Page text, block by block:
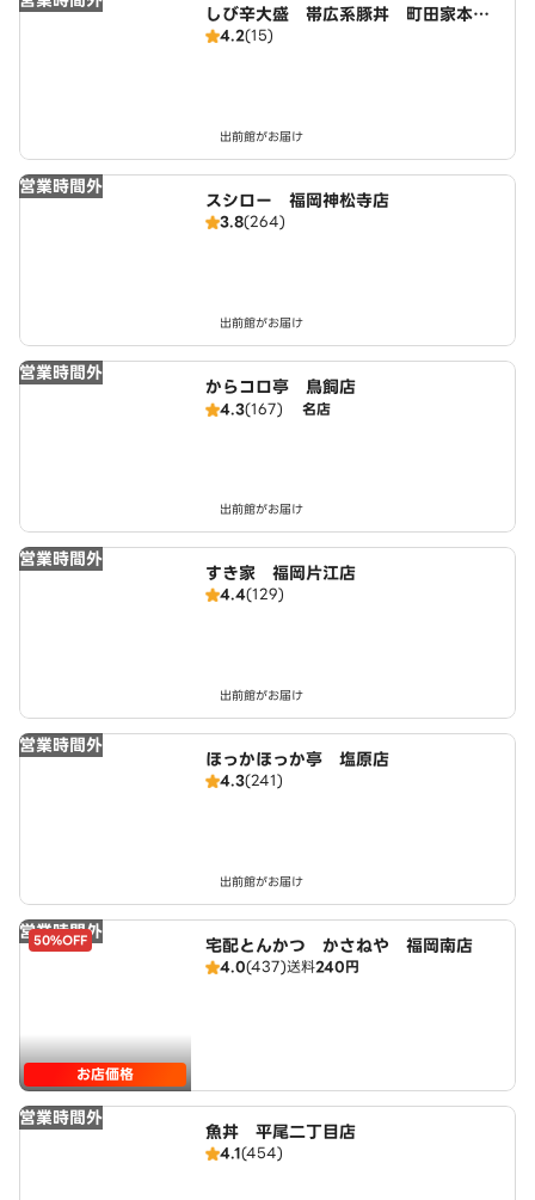
しび辛大盛 帯広系豚丼 町田家本
店 大橋店
4.2(15)
出前館がお届け
営業時間外
スシロー 福岡神松寺店
3.8(264)
出前館がお届け
営業時間外
からコロ亭 鳥飼店
4.3(167) 名店
出前館がお届け
営業時間外
すき家 福岡片江店
4.4(129)
出前館がお届け
営業時間外
ほっかほっか亭 塩原店
4.3(241)
出前館がお届け
営業時間外
50%OFF
お店価格
宅配とんかつ かさねや 福岡南店
4.0(437)送料240円
営業時間外
魚丼 平尾二丁目店
4.1(454)